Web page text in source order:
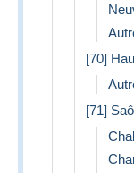
[70]
[71]